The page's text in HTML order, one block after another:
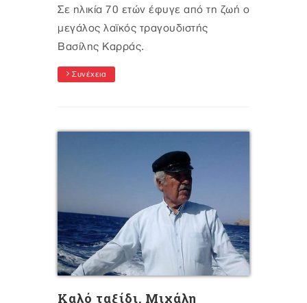
Σε ηλικία 70 ετών έφυγε από τη ζωή ο
μεγάλος λαϊκός τραγουδιστής
Βασίλης Καρράς.
Συνέχεια
Καλό ταξίδι, Μιχάλη